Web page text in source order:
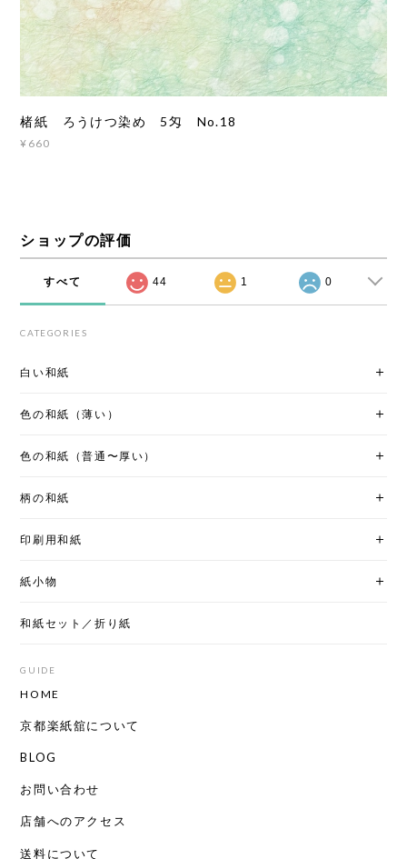
楮紙 ろうけつ染め 5匁 No.18
¥660
ショップの評価
すべて 44 1 0
CATEGORIES
白い和紙
色の和紙（薄い）
色の和紙（普通〜厚い）
柄の和紙
印刷用和紙
紙小物
和紙セット／折り紙
GUIDE
HOME
京都楽紙舘について
BLOG
お問い合わせ
店舗へのアクセス
送料について